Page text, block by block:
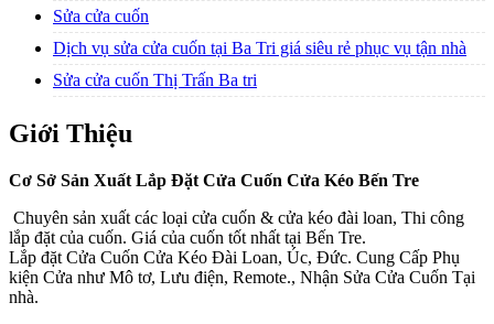
Sửa cửa cuốn
Dịch vụ sửa cửa cuốn tại Ba Tri giá siêu rẻ phục vụ tận nhà
Sửa cửa cuốn Thị Trấn Ba tri
Giới Thiệu
Cơ Sở Sản Xuất Lắp Đặt Cửa Cuốn Cửa Kéo Bến Tre
Chuyên sản xuất các loại cửa cuốn & cửa kéo đài loan, Thi công
lắp đặt của cuốn. Giá của cuốn tốt nhất tại Bến Tre.
Lắp đặt Cửa Cuốn Cửa Kéo Đài Loan, Úc, Đức. Cung Cấp Phụ
kiện Cửa như Mô tơ, Lưu điện, Remote., Nhận Sửa Cửa Cuốn Tại
nhà.